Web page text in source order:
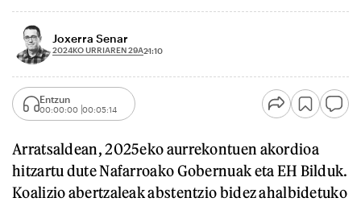
Joxerra Senar
2024KO URRIAREN 29A21:10
Entzun
00:00:00 00:05:14
Arratsaldean, 2025eko aurrekontuen akordioa
hitzartu dute Nafarroako Gobernuak eta EH Bilduk.
Koalizio abertzaleak abstentzio bidez ahalbidetuko